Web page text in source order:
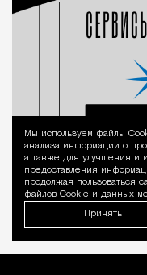
Мы используем файлы
анализа информации о
а также для улучшения и
предоставления
продолжая пользоваться
файлов Cookie и данных
Принять